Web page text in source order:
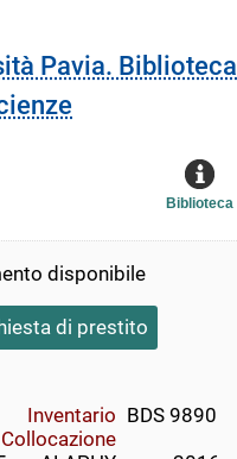
Pavia. Biblioteca
Biblioteca
disponibile
di prestito
Inventario BDS 9890
Collocazione